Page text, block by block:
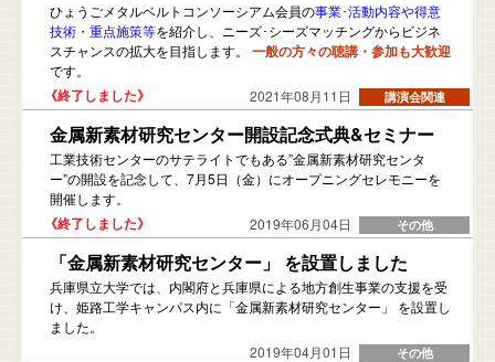
2021年08月11日
ひょうごメタルベルトコンソーシアム会員の事業･活動内容や得意
技術・重点施策等を紹介し、ニーズ･シーズマッチングからビジネ
スチャンスの拡大を目指します。 一般の方々の聴講・参加も大歓迎
です。
2019年06月04日
金属新素材研究センター開設記念式典&セミナー
工業技術センターのサテライトでもある”金属新素材研究センタ
ー”の開設を記念して、7月5日（金）にオープニングセレモニーを
開催します。
2019年04月01日
「金属新素材研究センター」 を設置しました
兵庫県立大学では、内閣府と兵庫県による地方創生事業の支援を受
け、姫路工学キャンパス内に「金属新素材研究センター」 を設置し
ました。